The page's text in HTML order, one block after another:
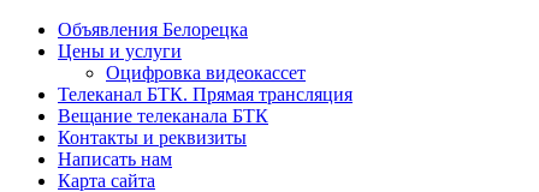
Объявления Белорецка
Цены и услуги
Оцифровка видеокассет
Телеканал БТК. Прямая трансляция
Вещание телеканала БТК
Контакты и реквизиты
Написать нам
Карта сайта